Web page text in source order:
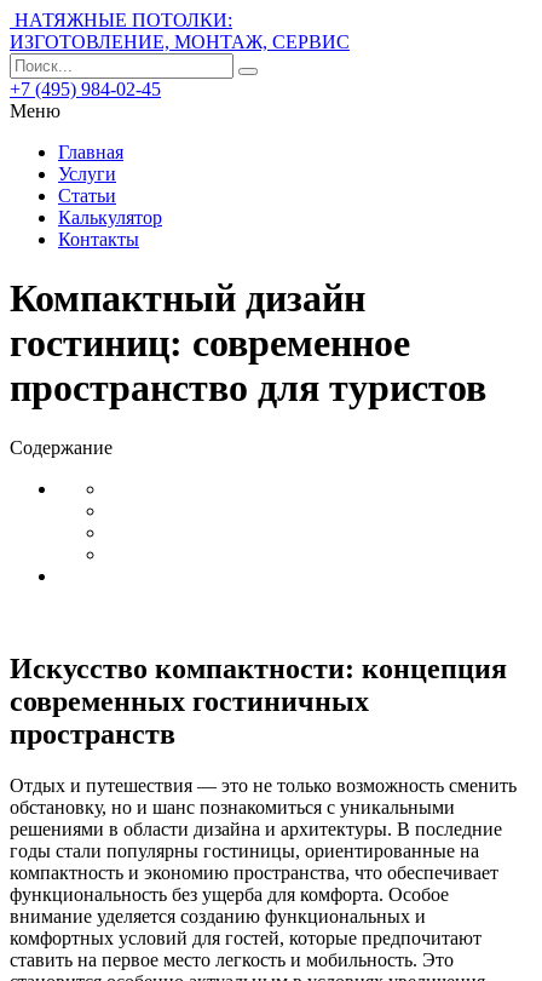
НАТЯЖНЫЕ ПОТОЛКИ:
ИЗГОТОВЛЕНИЕ, МОНТАЖ, СЕРВИС
+7 (495) 984-02-45
Меню
Главная
Услуги
Статьи
Калькулятор
Контакты
Компактный дизайн
гостиниц: современное
пространство для туристов
Содержание
Искусство компактности: концепция
современных гостиничных
пространств
Отдых и путешествия — это не только возможность сменить
обстановку, но и шанс познакомиться с уникальными
решениями в области дизайна и архитектуры. В последние
годы стали популярны гостиницы, ориентированные на
компактность и экономию пространства, что обеспечивает
функциональность без ущерба для комфорта. Особое
внимание уделяется созданию функциональных и
комфортных условий для гостей, которые предпочитают
ставить на первое место легкость и мобильность. Это